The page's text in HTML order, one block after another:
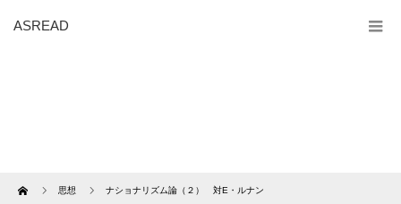
ASREAD
Home 思想 ナショナリズム論（２） 対E・ルナン